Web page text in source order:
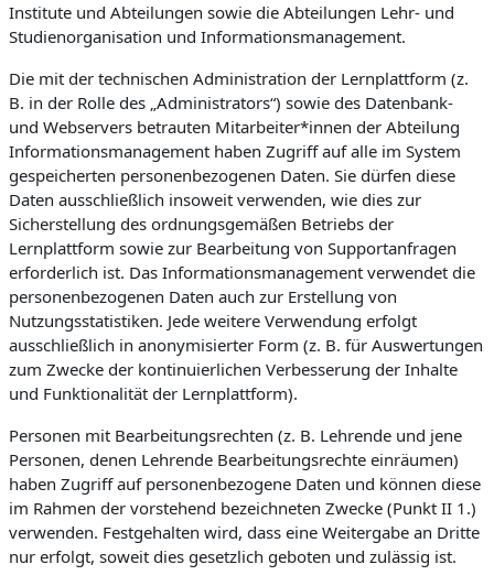
Institute und Abteilungen sowie die Abteilungen Lehr- und
Studienorganisation und Informationsmanagement.
Die mit der technischen Administration der Lernplattform (z.
B. in der Rolle des „Administrators“) sowie des Datenbank-
und Webservers betrauten Mitarbeiter*innen der Abteilung
Informationsmanagement haben Zugriff auf alle im System
gespeicherten personenbezogenen Daten. Sie dürfen diese
Daten ausschließlich insoweit verwenden, wie dies zur
Sicherstellung des ordnungsgemäßen Betriebs der
Lernplattform sowie zur Bearbeitung von Supportanfragen
erforderlich ist. Das Informationsmanagement verwendet die
personenbezogenen Daten auch zur Erstellung von
Nutzungsstatistiken. Jede weitere Verwendung erfolgt
ausschließlich in anonymisierter Form (z. B. für Auswertungen
zum Zwecke der kontinuierlichen Verbesserung der Inhalte
und Funktionalität der Lernplattform).
Personen mit Bearbeitungsrechten (z. B. Lehrende und jene
Personen, denen Lehrende Bearbeitungsrechte einräumen)
haben Zugriff auf personenbezogene Daten und können diese
im Rahmen der vorstehend bezeichneten Zwecke (Punkt II 1.)
verwenden. Festgehalten wird, dass eine Weitergabe an Dritte
nur erfolgt, soweit dies gesetzlich geboten und zulässig ist.